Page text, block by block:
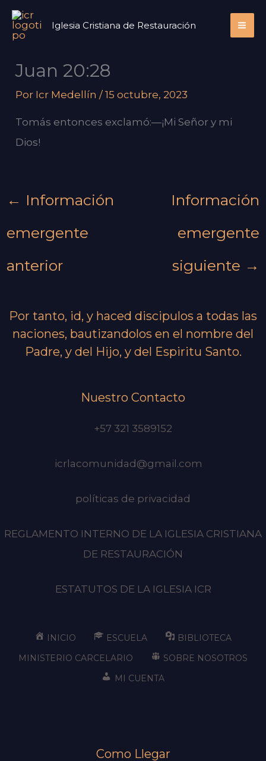
Iglesia Cristiana de Restauración
Juan 20:28
Por Icr Medellín/15 octubre, 2023
Tomás entonces exclamó:—¡Mi Señor y mi
Dios!
← Información
emergente
anterior
Información
emergente
siguiente →
Por tanto, id, y haced discipulos a todas las
naciones, bautizandolos en el nombre del
Padre, y del Hijo, y del Espiritu Santo.
Nuestro Contacto
+57 321 3589152
icrlacomunidad@gmail.com
políticas de privacidad
REGLAMENTO INTERNO DE LA IGLESIA CRISTIANA
DE RESTAURACIÓN
ESTATUTOS DE LA IGLESIA ICR
INICIO ESCUELA
BIBLIOTECA
MINISTERIO CARCELARIO
SOBRE NOSOTROS
MI CUENTA
Como Llegar